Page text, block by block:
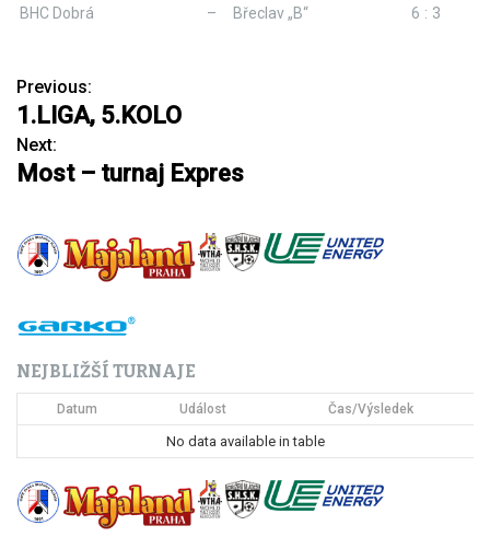
BHC Dobrá
– Břeclav „B“ 6 : 3
N
a
v
g
c
e
p
r
o
Previous:
1.LIGA, 5.KOLO
Next:
Most – turnaj Expres
NEJBLIŽŠÍ TURNAJE
Datum Událost Čas/Výsledek
No data available in table